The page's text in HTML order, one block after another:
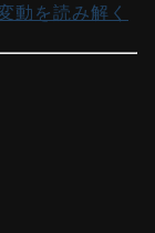
動を読み解く